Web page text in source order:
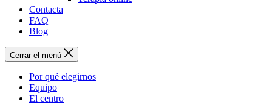
Contacta
FAQ
Blog
Cerrar el menú
Por qué elegirnos
Equipo
El centro